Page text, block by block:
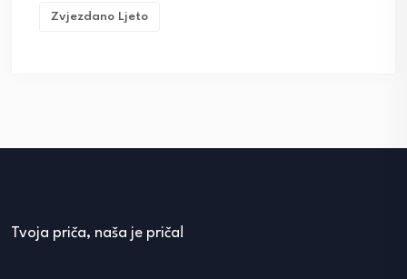
Zvjezdano Ljeto
Tvoja priča, naša je priča!